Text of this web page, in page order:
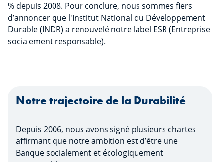
% depuis 2008. Pour conclure, nous sommes fiers
d’annoncer que l'Institut National du Développement
Durable (INDR) a renouvelé notre label ESR (Entreprise
socialement responsable).
Notre trajectoire de la Durabilité
Depuis 2006, nous avons signé plusieurs chartes
affirmant que notre ambition est d’être une
Banque socialement et écologiquement